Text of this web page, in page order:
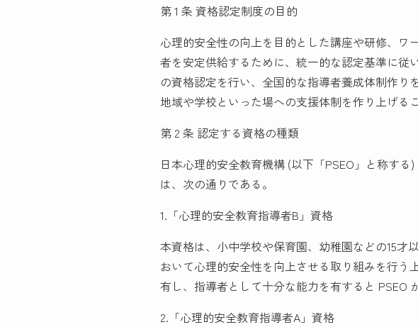
第 1 条 資格認定制度の目的
心理的安全性の向上を目的とした講座や研修、ワ
者を安定供給するために、統一的な認定基準に従
の資格認定を行い、全国的な指導者養成体制作り
地域や学校といった場への支援体制を作り上げる
第 2 条 認定する資格の種類
日本心理的安全教育機構 (以下「PSEO」と称する
は、次の通りである。
1.「心理的安全教育指導者B」資格
本資格は、小中学校や保育園、幼稚園などの15才
おいて心理的安全性を向上させる取り組みを行う
有し、指導者として十分な能力を有すると PSEO
2.「心理的安全教育指導者A」資格